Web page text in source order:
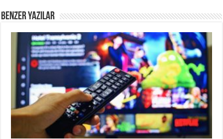
Benzer Yazılar